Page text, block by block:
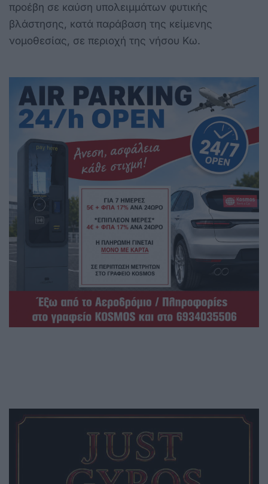
προέβη σε καύση υπολειμμάτων φυτικής
βλάστησης, κατά παράβαση της κείμενης
νομοθεσίας, σε περιοχή της νήσου Κω.